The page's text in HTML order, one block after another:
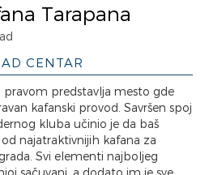
Tarapana
CENTAR
pravom predstavlja mesto gde
kafanski provod. Savršen spoj
kluba učinio je da baš
najatraktivnijih kafana za
Svi elementi najboljeg
sačuvani, a dodato im je sve